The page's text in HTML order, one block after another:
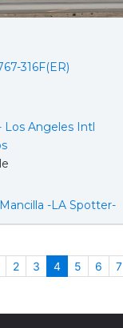
316F(ER)
Los Angeles Intl
-LA Spotter-
2 3 4(actual)
5 6 7